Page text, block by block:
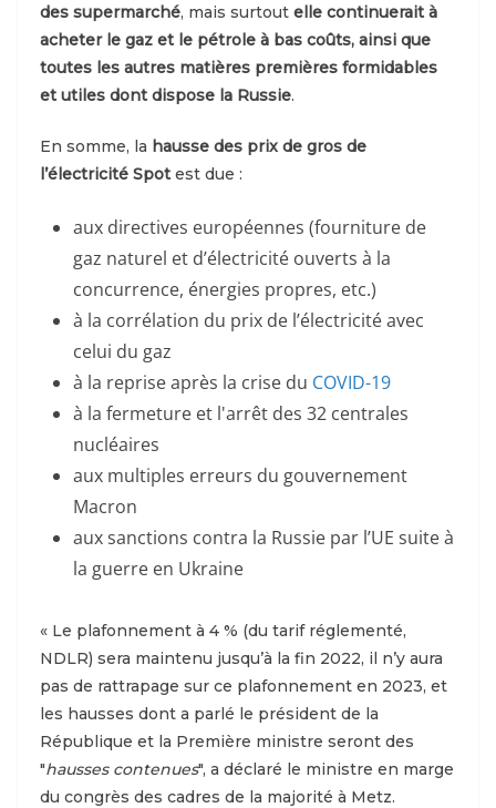
des supermarché, mais surtout elle continuerait à
acheter le gaz et le pétrole à bas coûts, ainsi que
toutes les autres matières premières formidables
et utiles dont dispose la Russie.
En somme, la hausse des prix de gros de
l’électricité Spot est due :
aux directives européennes (fourniture de
gaz naturel et d’électricité ouverts à la
concurrence, énergies propres, etc.)
à la corrélation du prix de l’électricité avec
celui du gaz
à la reprise après la crise du COVID-19
à la fermeture et l'arrêt des 32 centrales
nucléaires
aux multiples erreurs du gouvernement
Macron
aux sanctions contra la Russie par l’UE suite à
la guerre en Ukraine
« Le plafonnement à 4 % (du tarif réglementé,
NDLR) sera maintenu jusqu’à la fin 2022, il n’y aura
pas de rattrapage sur ce plafonnement en 2023, et
les hausses dont a parlé le président de la
République et la Première ministre seront des
"hausses contenues", a déclaré le ministre en marge
du congrès des cadres de la majorité à Metz.